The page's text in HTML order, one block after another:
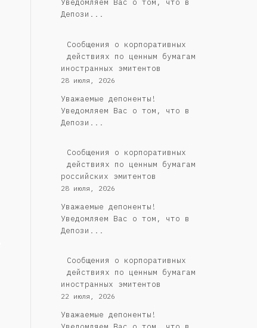
Уведомляем Вас о том, что в
Депози...
Сообщения о корпоративных
действиях по ценным бумагам
иностранных эмитентов
28 июля, 2026
Уважаемые депоненты!
Уведомляем Вас о том, что в
Депози...
Cообщения о корпоративных
действиях по ценным бумагам
российских эмитентов
28 июля, 2026
Уважаемые депоненты!
Уведомляем Вас о том, что в
Депози...
Сообщения о корпоративных
действиях по ценным бумагам
иностранных эмитентов
22 июля, 2026
Уважаемые депоненты!